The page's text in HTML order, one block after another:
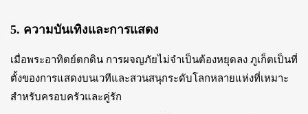
5. ความบันเทิงและการแสดง
เมื่อพระอาทิตย์ตกดิน การผจญภัยไม่จำเป็นต้องหยุดลง ภูเก็ตเป็นที่
ตั้งของการแสดงบนเวทีและสวนสนุกระดับโลกหลายแห่งที่เหมาะ
สำหรับครอบครัวและคู่รัก